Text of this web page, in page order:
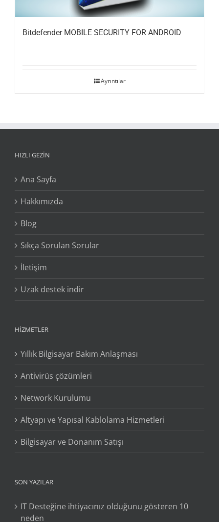
Bitdefender MOBILE SECURITY FOR ANDROID
Ayrıntılar
HIZLI GEZİN
Ana Sayfa
Hakkımızda
Blog
Sıkça Sorulan Sorular
İletişim
Uzak destek indir
HIZMETLER
Yıllık Bilgisayar Bakım Anlaşması
Antivirüs çözümleri
Network Kurulumu
Altyapı ve Yapısal Kablolama Hizmetleri
Bilgisayar ve Donanım Satışı
SON YAZILAR
IT Desteğine ihtiyacınız olduğunu gösteren 10
neden